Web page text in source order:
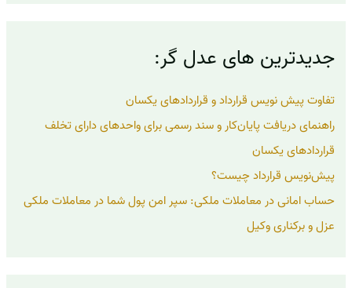
ر
:
جدیدترین های عدل گر:
تفاوت پیش نویس قرارداد و قراردادهای یکسان
راهنمای دریافت پایان‌کار و سند رسمی برای واحدهای دارای تخلف
قراردادهای یکسان
پیش‌نویس قرارداد چیست؟
حساب امانی در معاملات ملکی: سپر امن پول شما در معاملات ملکی
عزل و برکناری وکیل